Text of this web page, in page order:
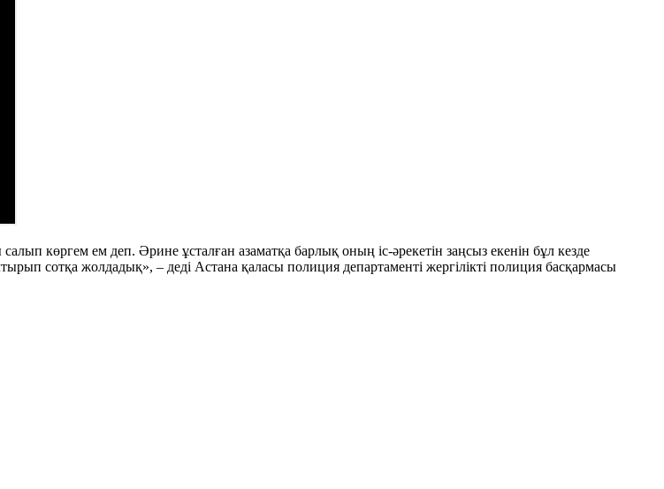
көргем ем деп. Әрине ұсталған азаматқа барлық оның іс-әрекетін заңсыз екенін бұл кезде
сотқа жолдадық», – деді Астана қаласы полиция департаменті жергілікті полиция басқармасы